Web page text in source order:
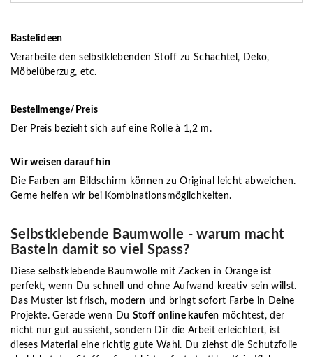
Bastelideen
Verarbeite den selbstklebenden Stoff zu Schachtel, Deko,
Möbelüberzug, etc.
Bestellmenge/Preis
Der Preis bezieht sich auf eine Rolle à 1,2 m.
Wir weisen darauf hin
Die Farben am Bildschirm können zu Original leicht abweichen.
Gerne helfen wir bei Kombinationsmöglichkeiten.
Selbstklebende Baumwolle - warum macht
Basteln damit so viel Spass?
Diese selbstklebende Baumwolle mit Zacken in Orange ist
perfekt, wenn Du schnell und ohne Aufwand kreativ sein willst.
Das Muster ist frisch, modern und bringt sofort Farbe in Deine
Projekte. Gerade wenn Du Stoff online kaufen möchtest, der
nicht nur gut aussieht, sondern Dir die Arbeit erleichtert, ist
dieses Material eine richtig gute Wahl. Du ziehst die Schutzfolie